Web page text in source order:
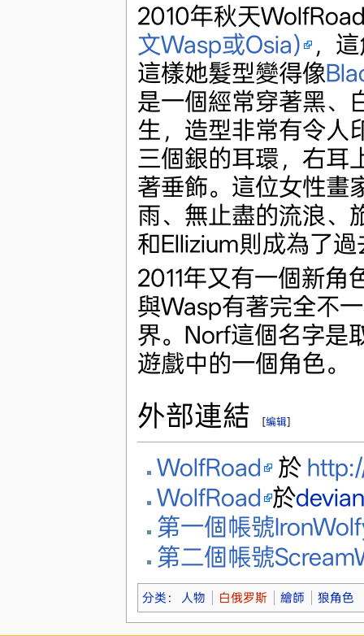
2010年秋天
文Wasp或Osia) ，
這樣她髮型變得像
是一個經常穿著黑、
生，造型非常有令人
三個銀的耳環，右耳
著垂飾。這位女性畫
雨、無止盡的流浪、
和Ellizium則成為了過
2011年又有一個新角
與Wasp有著完全不
界。Norf這個名字是
遊戲中的一個角色。
外部連結 [编辑]
WolfRoad 於
WolfRoad 於
第一個帳號
第二個帳號
分类 ： 人物 白俄罗斯 繪師 狼角色